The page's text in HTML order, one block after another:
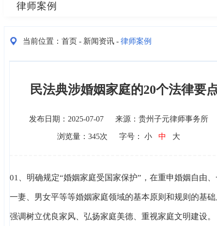
律师案例
当前位置： 首页- 新闻资讯- 律师案例
民法典涉婚姻家庭的20个法律要
发布日期：2025-07-07 来源：贵州子元律师事务所
浏览量：345次 字号：小 中 大
01、明确规定“婚姻家庭受国家保护”，在重申婚姻自由
一妻、男女平等等婚姻家庭领域的基本原则和规则的基
强调树立优良家风、弘扬家庭美德、重视家庭文明建设。